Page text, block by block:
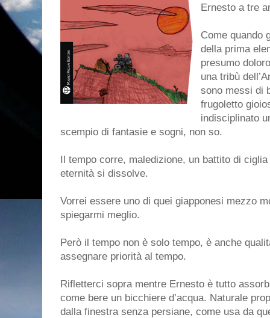
Ernesto a tre
Come quando
della prima
presumo
una tribù
sono messi di
frugoletto
indisciplinato
scempio di fantasie e sogni, non so.
Il tempo corre, maledizione, un battito di
eternità si dissolve.
Vorrei essere uno di quei giapponesi mezzo
spiegarmi meglio.
Però il tempo non è solo tempo, è anche
assegnare priorità al tempo.
Rifletterci sopra mentre Ernesto è tutto
come bere un bicchiere d’acqua. Naturale
dalla finestra senza persiane, come usa da